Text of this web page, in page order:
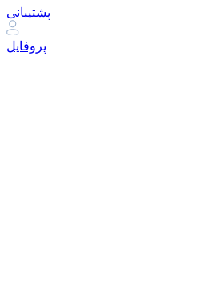
پشتیبانی
پروفایل